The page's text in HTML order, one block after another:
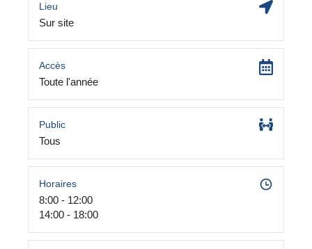
Lieu
Sur site
Accès
Toute l'année
Public
Tous
Horaires
8:00 - 12:00
14:00 - 18:00